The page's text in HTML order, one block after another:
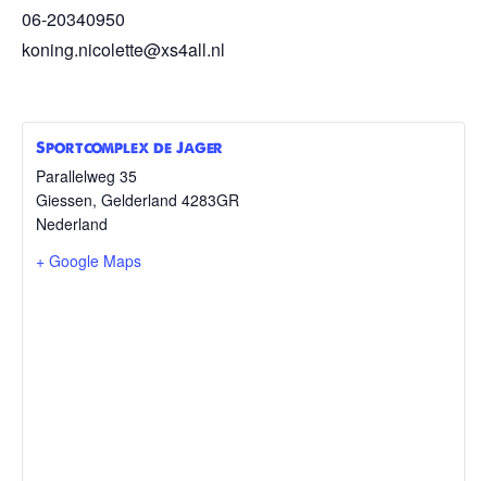
06-20340950
koning.nicolette@xs4all.nl
Sportcomplex de Jager
Parallelweg 35
Giessen, Gelderland 4283GR
Nederland
+ Google Maps